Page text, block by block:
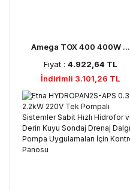
Amega TOX 400 400W ...
Fiyat : 4.922,64 TL
İndirimli 3.101,26 TL